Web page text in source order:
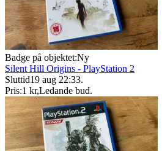
Badge på objektet:Ny
Silent Hill Origins - PlayStation 2
Sluttid19 aug 22:33.
Pris:1 kr,Ledande bud.